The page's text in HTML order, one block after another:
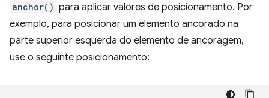
anchor() para aplicar valores de posicionamento. Por
exemplo, para posicionar um elemento ancorado na
parte superior esquerda do elemento de ancoragem,
use o seguinte posicionamento: